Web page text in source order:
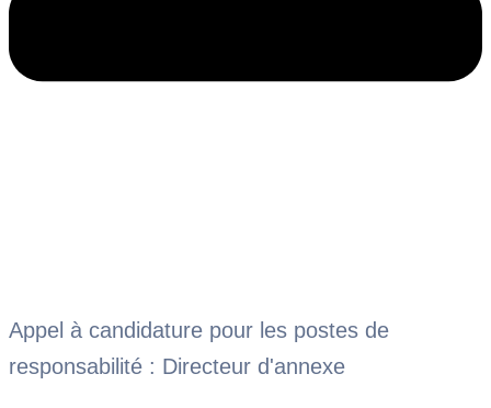
Appel à candidature pour les postes de
responsabilité : Directeur d'annexe